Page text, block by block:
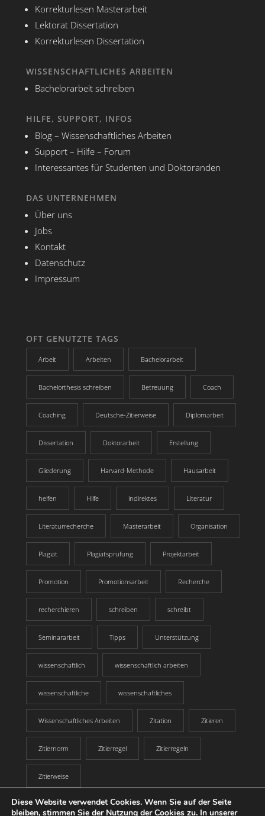
Korrekturlesen Masterarbeit
Lektorat Dissertation
Korrekturlesen Dissertation
WISSENSCHAFTLICHES ARBEITEN
Bachelorarbeit schreiben
HILFE, SUPPORT, INFOS
Blog – Wissenschaftliches Arbeiten
Support – Hilfe – Forum
Interessantes für Studenten und Doktoranden
DAS UNTERNEHMEN
Über uns
Jobs
Kontakt
Datenschutz
Impressum
OFT GENUTZTE TAGS
Arbeit Arbeiten Bachelorarbeit
Bachelorthesis schreiben Betreuung Coach
Coaching Deutsche-Zitierweise Diplomarbeit
Dissertation Doktorarbeit Erstellung
Gliederung Harvard-Methode Hausarbeit
helfen Hilfe indirektes Literatur
Literaturrecherche Masterarbeit Organisation
Plagiat Plagiatsprüfung Projektarbeit
Promotion Promotionsarbeit Recherche
recherchieren schreiben schreibt
Seminararbeit Tipps Unterstützung
wissenschaftlich wissenschaftlich arbeiten
wissenschaftliche wissenschaftliches
Wissenschaftliches Arbeiten Zitation Zitieren
Zitiernorm Zitierregel Zitierregeln
Zitierweise
Diese Website verwendet Cookies. Wenn Sie auf der Seite
bleiben, stimmen Sie der Nutzung der Cookies zu. In unserer